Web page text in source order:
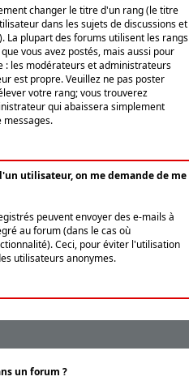
changer le titre d'un rang (le titre
dans les sujets de discussions et
La plupart des forums utilisent les rangs
vous avez postés, mais aussi pour
: les modérateurs et administrateurs
est propre. Veuillez ne pas poster
votre rang; vous trouverez
qui abaissera simplement
messages.
utilisateur, on me demande de me
peuvent envoyer des e-mails à
au forum (dans le cas où
Ceci, pour éviter l'utilisation
utilisateurs anonymes.
un forum ?